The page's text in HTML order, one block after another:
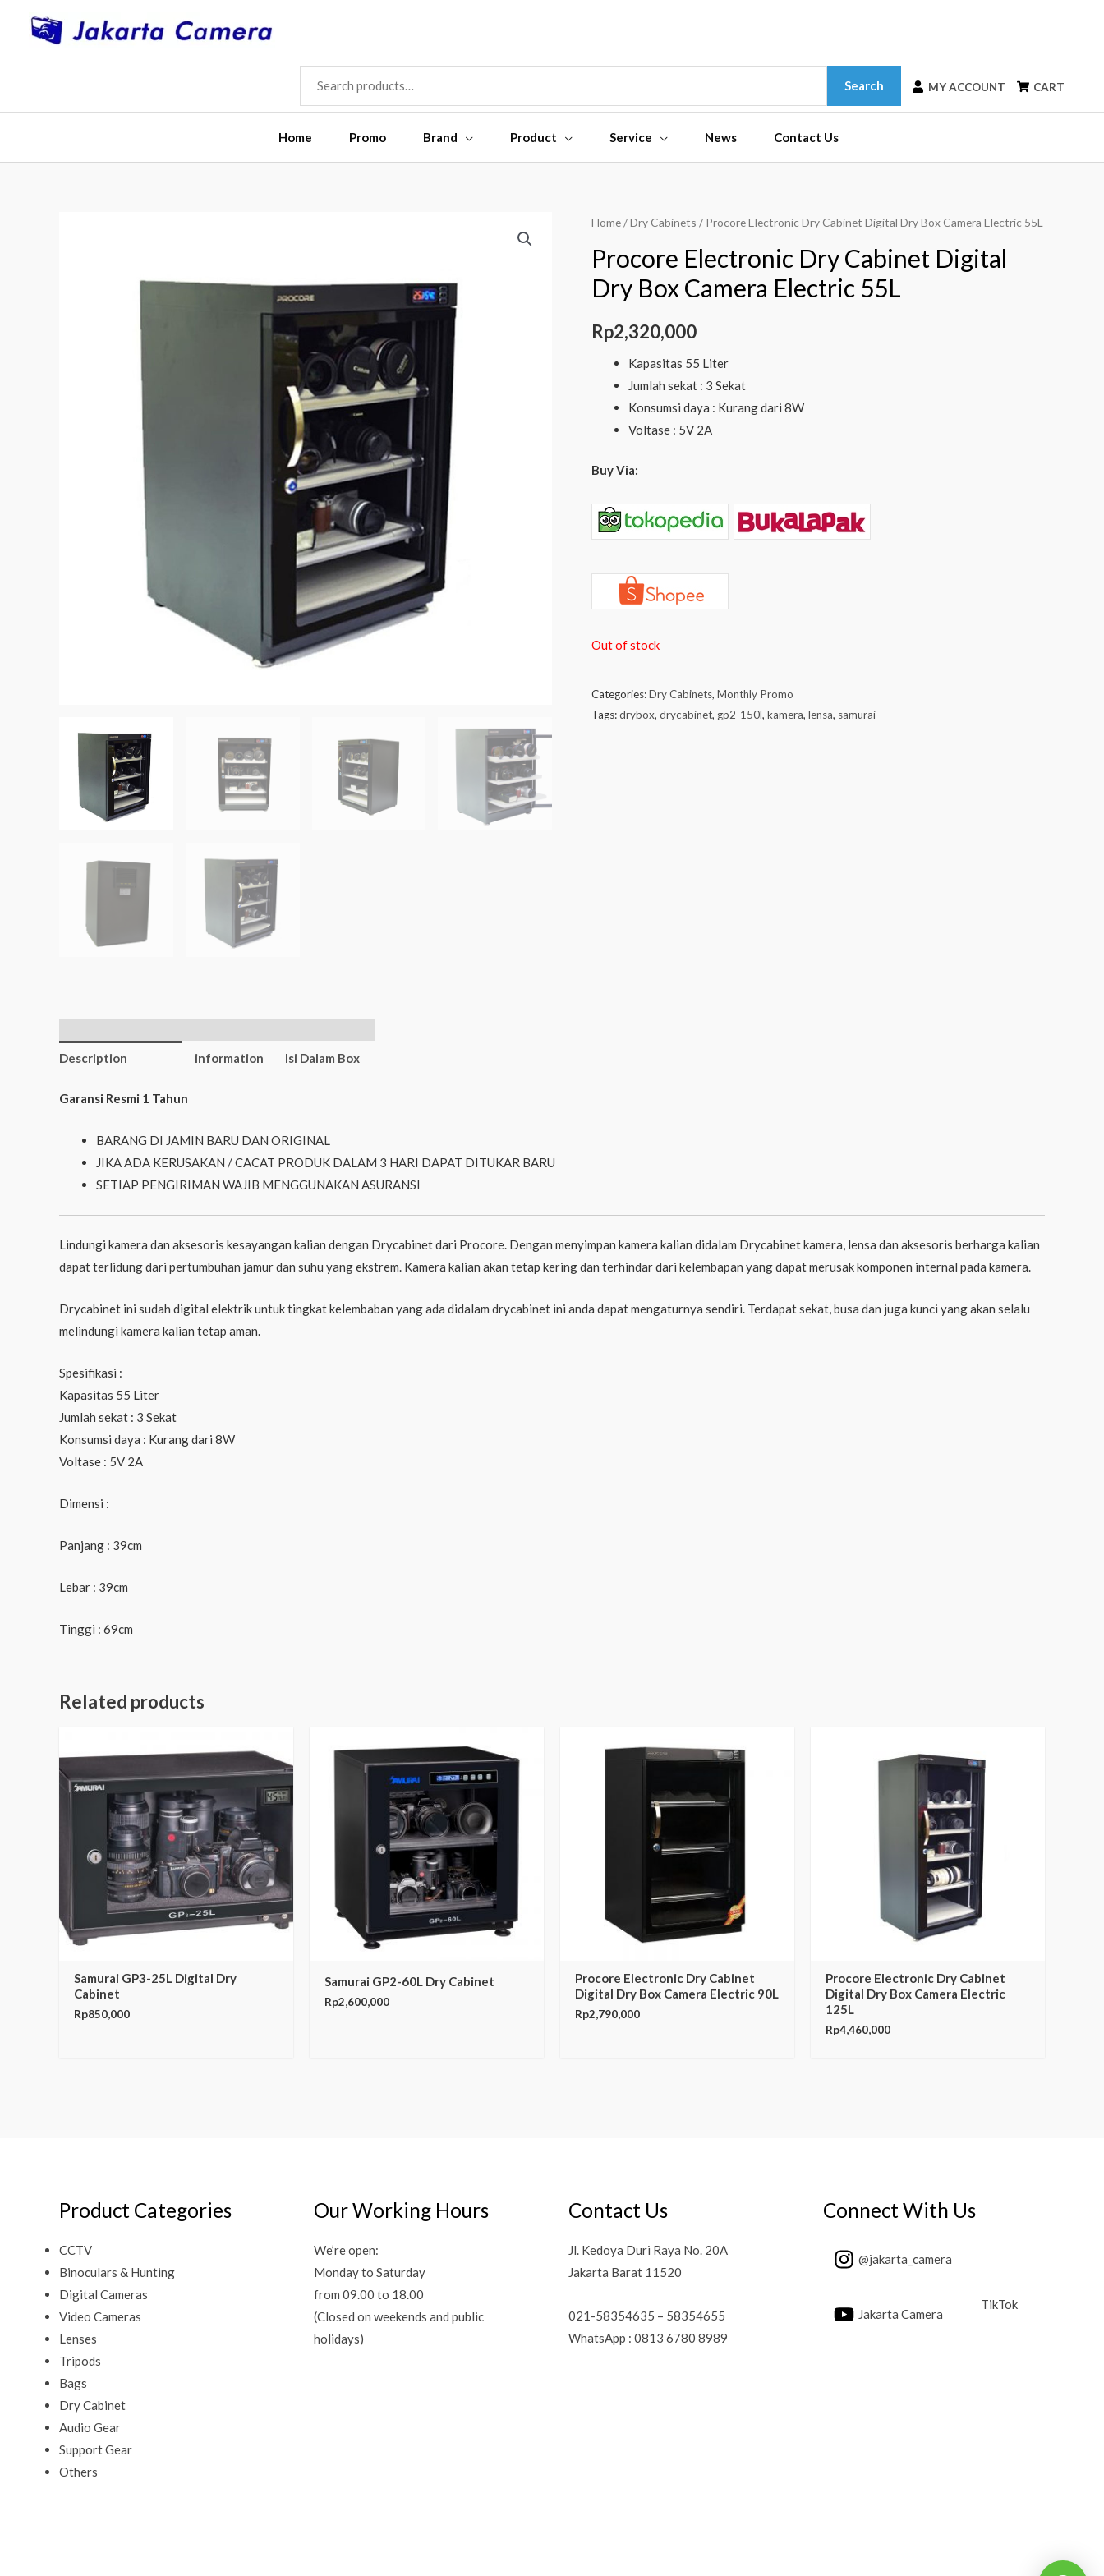
SEARCH
FOR:
Search MY ACCOUNT CART
Home Promo Brand Product Service News Contact Us
Home/Dry Cabinets / Procore Electronic Dry Cabinet Digital Dry Box Camera Electric 55L
Procore Electronic Dry Cabinet Digital
Dry Box Camera Electric 55L
Rp2,320,000
Kapasitas 55 Liter
Jumlah sekat : 3 Sekat
Konsumsi daya : Kurang dari 8W
Voltase : 5V 2A
Buy Via:
Out of stock
Categories:Dry Cabinets, Monthly Promo
Tags:drybox, drycabinet, gp2-150l, kamera, lensa, samurai
Description
information
Isi Dalam Box
Garansi Resmi 1 Tahun
BARANG DI JAMIN BARU DAN ORIGINAL
JIKA ADA KERUSAKAN / CACAT PRODUK DALAM 3 HARI DAPAT DITUKAR BARU
SETIAP PENGIRIMAN WAJIB MENGGUNAKAN ASURANSI
Lindungi kamera dan aksesoris kesayangan kalian dengan Drycabinet dari Procore. Dengan menyimpan kamera kalian didalam Drycabinet kamera, lensa dan aksesoris berharga kalian
dapat terlidung dari pertumbuhan jamur dan suhu yang ekstrem. Kamera kalian akan tetap kering dan terhindar dari kelembapan yang dapat merusak komponen internal pada kamera.
Drycabinet ini sudah digital elektrik untuk tingkat kelembaban yang ada didalam drycabinet ini anda dapat mengaturnya sendiri. Terdapat sekat, busa dan juga kunci yang akan selalu
melindungi kamera kalian tetap aman.
Spesifikasi :
Kapasitas 55 Liter
Jumlah sekat : 3 Sekat
Konsumsi daya : Kurang dari 8W
Voltase : 5V 2A
Dimensi :
Panjang : 39cm
Lebar : 39cm
Tinggi : 69cm
Related products
Samurai GP3-25L Digital Dry
Cabinet
Rp850,000
Samurai GP2-60L Dry Cabinet
Rp2,600,000
Procore Electronic Dry Cabinet
Digital Dry Box Camera Electric 90L
Rp2,790,000
Procore Electronic Dry Cabinet
Digital Dry Box Camera Electric
125L
Rp4,460,000
Product Categories
CCTV
Binoculars & Hunting
Digital Cameras
Video Cameras
Lenses
Tripods
Bags
Dry Cabinet
Audio Gear
Support Gear
Others
Our Working Hours
We’re open:
Monday to Saturday
from 09.00 to 18.00
(Closed on weekends and public
holidays)
Contact Us
Jl. Kedoya Duri Raya No. 20A
Jakarta Barat 11520
021-58354635 – 58354655
WhatsApp : 0813 6780 8989
Connect With Us
@jakarta_camera
Jakarta Camera
TikTok